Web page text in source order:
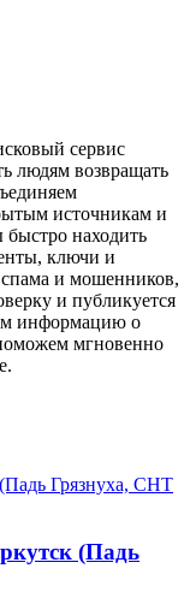
сервис
людям возвращать
источникам и
находить
ключи и
и мошенников,
и публикуется
информацию о
мгновенно
(Падь